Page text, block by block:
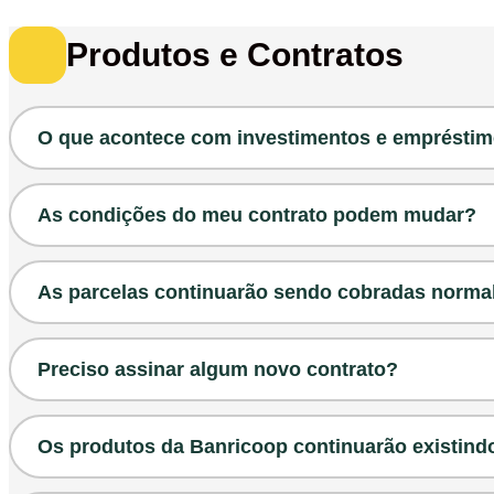
Produtos e Contratos
O que acontece com investimentos e
Seus contratos continuam. Sua experiência fica ainda
Tudo que você contratou continua igual. A principal
As condições do meu contrato podem mudar?
Não. Taxas, prazos e condições seguem exatamente
As parcelas continuarão sendo cobradas
Preciso assinar algum novo contrato?
Seus contratos permanecem válidos. Além disso,
Privacidade e Proteção de Dados, e o Contrato de
Os produtos da Banricoop continuarão